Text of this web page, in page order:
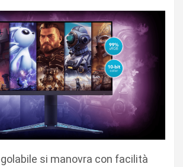
si manovra con facilità